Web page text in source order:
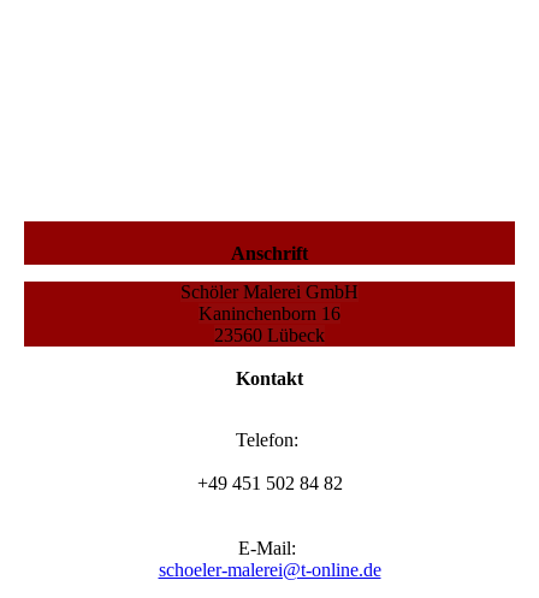
Anschrift
Schöler Malerei GmbH
Kaninchenborn 16
23560 Lübeck
Kontakt
Telefon:
+49 451 502 84 82
E-Mail:
schoeler-malerei@t-online.de